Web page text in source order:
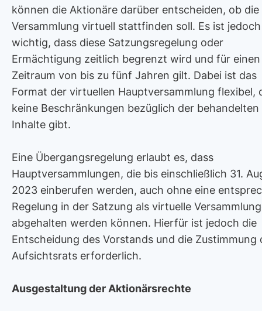
können die Aktionäre darüber entscheiden, ob die
Versammlung virtuell stattfinden soll. Es ist jedoch
wichtig, dass diese Satzungsregelung oder
Ermächtigung zeitlich begrenzt wird und für einen
Zeitraum von bis zu fünf Jahren gilt. Dabei ist das
Format der virtuellen Hauptversammlung flexibel,
keine Beschränkungen bezüglich der behandelten
Inhalte gibt.
Eine Übergangsregelung erlaubt es, dass
Hauptversammlungen, die bis einschließlich 31.
2023 einberufen werden, auch ohne eine
Regelung in der Satzung als virtuelle
abgehalten werden können. Hierfür ist jedoch die
Entscheidung des Vorstands und die Zustimmung
Aufsichtsrats erforderlich.
Ausgestaltung der Aktionärsrechte